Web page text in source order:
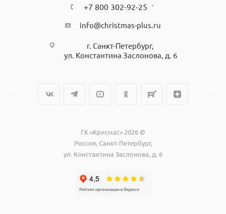
+7 800 302-92-25
info@christmas-plus.ru
г. Санкт-Петербург,
ул. Константина Заслонова, д. 6
ГК «Крисмас» 2026 ©
Россия, Санкт-Петербург,
ул. Константина Заслонова, д. 6